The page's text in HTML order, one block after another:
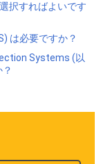
択すればよいです
は必要ですか？
Systems (以